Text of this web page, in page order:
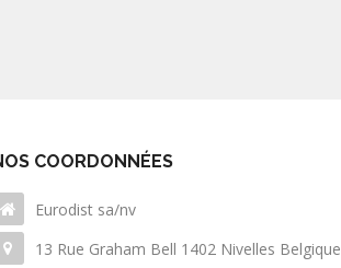
COORDONNÉES
Eurodist sa/nv
13 Rue Graham Bell 1402 Nivelles Belgique